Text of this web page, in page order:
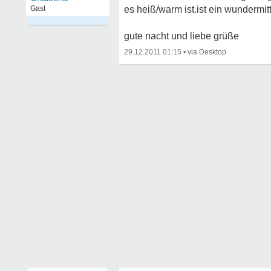
Gast
es heiß/warm ist.ist ein
gute nacht und liebe grüße
29.12.2011 01:15 •